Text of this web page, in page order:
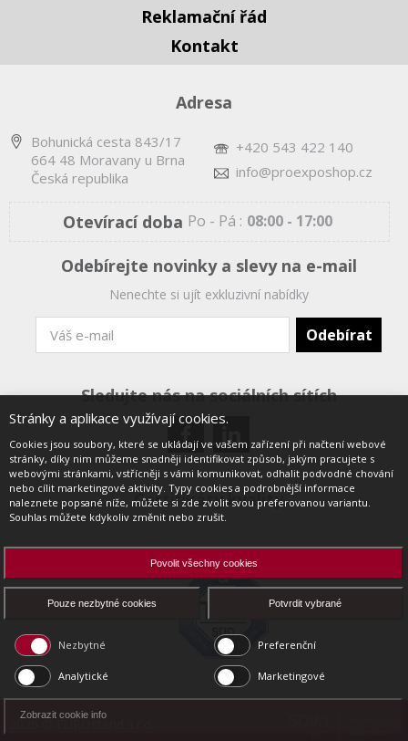
Reklamační řád
Kontakt
Adresa
Bohunická cesta 843/17
664 48 Moravany u Brna
Česká republika
+420 543 422 140
info@proexposhop.cz
Otevírací doba Po - Pá : 08:00 - 17:00
Odebírejte novinky a slevy na e-mail
Nenechte si ujít exkluzivní nabídky
Sledujte nás na sociálních sítích
Certifikáty kvality
Stránky a aplikace využívají cookies.
Cookies jsou soubory, které se ukládají ve vašem zařízení při načtení webové
stránky, díky nim můžeme snadněji identifikovat způsob, jakým pracujete s
webovými stránkami, vstřícněji s vámi komunikovat, odhalit podvodné chování
nebo cílit marketingové aktivity. Typy cookies a podrobnější informace
naleznete popsané níže, můžete si zde zvolit svou preferovanou variantu.
Souhlas můžete kdykoliv změnit nebo zrušit.
Pouze nezbytné cookies Potvrdit vybrané
Povolit všechny cookies
Nezbytné Preferenční
Analytické Marketingové
Zobrazit cookie info